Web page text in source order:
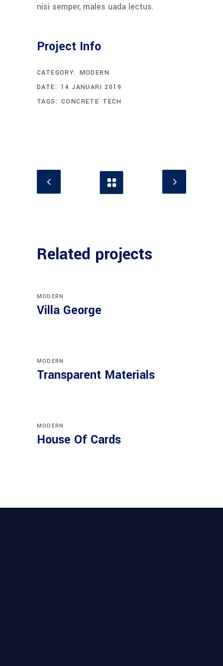
nisi semper, males uada lectus.
Project Info
CATEGORY: MODERN
DATE: 14 JANUARI 2019
TAGS: CONCRETE TECH
Related projects
MODERN
Villa George
MODERN
Transparent Materials
MODERN
House Of Cards